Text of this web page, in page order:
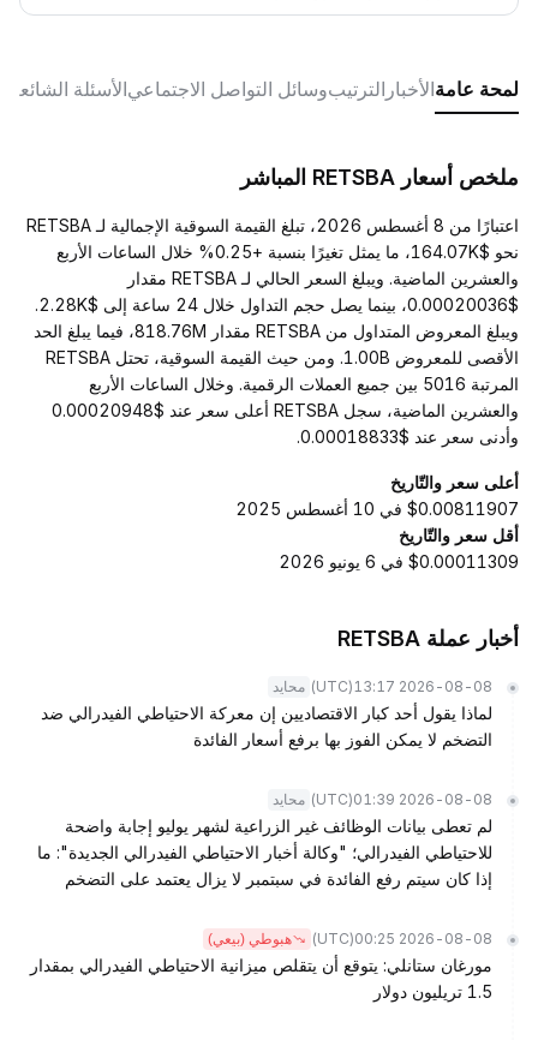
لمحة عامةالأخبار الترتيبوسائل التواصل الاجتماعيالأسئلة الشائعة
ملخص أسعار RETSBA المباشر
اعتبارًا من 8 أغسطس 2026، تبلغ القيمة السوقية الإجمالية لـ RETSBA
نحو $164.07K، ما يمثل تغيرًا بنسبة +0.25% خلال الساعات الأربع
والعشرين الماضية. ويبلغ السعر الحالي لـ RETSBA مقدار
$0.00020036، بينما يصل حجم التداول خلال 24 ساعة إلى $2.28K.
ويبلغ المعروض المتداول من RETSBA مقدار 818.76M، فيما يبلغ الحد
الأقصى للمعروض 1.00B. ومن حيث القيمة السوقية، تحتل RETSBA
المرتبة 5016 بين جميع العملات الرقمية. وخلال الساعات الأربع
والعشرين الماضية، سجل RETSBA أعلى سعر عند $0.00020948
وأدنى سعر عند $0.00018833.
أعلى سعر والتّاريخ
$0.00811907 في 10 أغسطس 2025
أقل سعر والتّاريخ
$0.00011309 في 6 يونيو 2026
أخبار عملة RETSBA
2026-08-08 13:17
(UTC) محايد
لماذا يقول أحد كبار الاقتصاديين إن معركة الاحتياطي الفيدرالي ضد
التضخم لا يمكن الفوز بها برفع أسعار الفائدة
2026-08-08 01:39
(UTC) محايد
لم تعطى بيانات الوظائف غير الزراعية لشهر يوليو إجابة واضحة
للاحتياطي الفيدرالي؛ "وكالة أخبار الاحتياطي الفيدرالي الجديدة": ما
إذا كان سيتم رفع الفائدة في سبتمبر لا يزال يعتمد على التضخم
2026-08-08 00:25
(UTC) هبوطي (بيعي)
مورغان ستانلي: يتوقع أن يتقلص ميزانية الاحتياطي الفيدرالي بمقدار
1.5 تريليون دولار